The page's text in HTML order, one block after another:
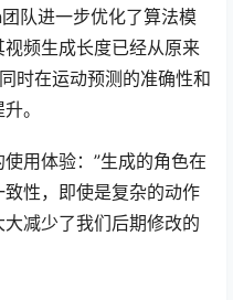
队进一步优化了算法模
频生成长度已经从原来
时在运动预测的准确性和
。
用体验：”生成的角色在
性，即使是复杂的动作
减少了我们后期修改的